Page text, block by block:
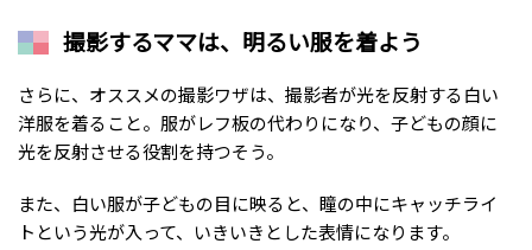
撮影するママは、明るい服を着よう
さらに、オススメの撮影ワザは、撮影者が光を反射する白い
洋服を着ること。服がレフ板の代わりになり、子どもの顔に
光を反射させる役割を持つそう。
また、白い服が子どもの目に映ると、瞳の中にキャッチライ
トという光が入って、いきいきとした表情になります。